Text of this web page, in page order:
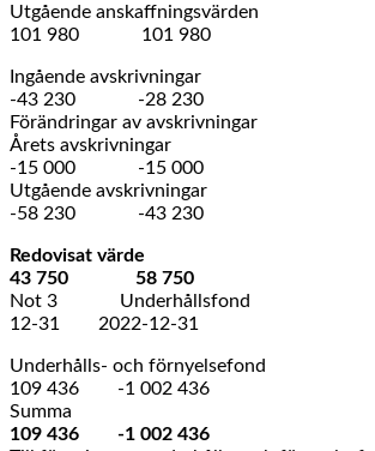
Utgående
101 980 101 980
Ingående
-43 230 -28 230
Förändringar av avskrivningar
Årets
-15 000 -15 000
Utgående
-58 230 -43 230
Redovisat
43 750 58 750
Not 3
12-31 2022-12-31
Underhålls- och
109 436 -1 002 436
109 436 -1 002 436